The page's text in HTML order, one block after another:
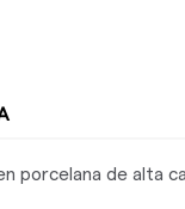
porcelana de alta